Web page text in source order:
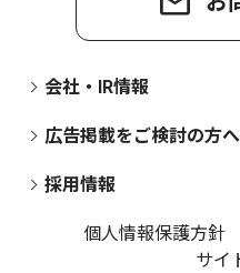
会社・IR情報
広告掲載をご検討の方へ
採用情報
個人情報保護方針
サイ